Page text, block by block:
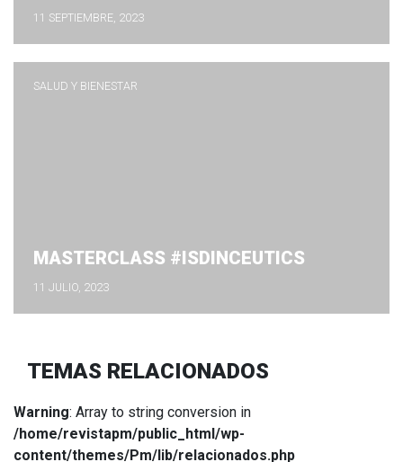
11 SEPTIEMBRE, 2023
SALUD Y BIENESTAR
MASTERCLASS #ISDINCEUTICS
11 JULIO, 2023
TEMAS RELACIONADOS
Warning: Array to string conversion in
/home/revistapm/public_html/wp-
content/themes/Pm/lib/relacionados.php